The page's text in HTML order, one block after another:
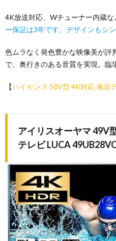
4K放送対応、Wチューナー内蔵な
ー保証は3年です。デザインもシ
色ムラなく発色豊かな映像美が評
で、奥行きのある音質を実現。臨
【ハイセンス 50V型 4K対応 液晶
アイリスオーヤマ 49V
テレビ LUCA